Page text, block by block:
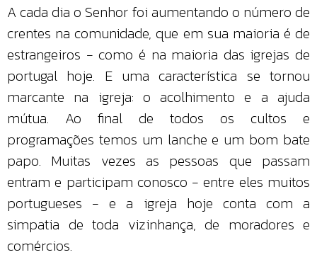
A cada dia o Senhor foi aumentando o número de
crentes na comunidade, que em sua maioria é de
estrangeiros - como é na maioria das igrejas de
portugal hoje. E uma característica se tornou
marcante na igreja: o acolhimento e a ajuda
mútua. Ao final de todos os cultos e
programações temos um lanche e um bom bate
papo. Muitas vezes as pessoas que passam
entram e participam conosco - entre eles muitos
portugueses - e a igreja hoje conta com a
simpatia de toda vizinhança, de moradores e
comércios.